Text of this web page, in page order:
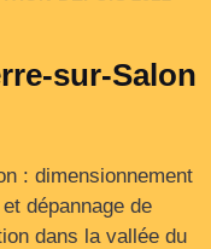
sur-Salon
: dimensionnement
dépannage de
dans la vallée du